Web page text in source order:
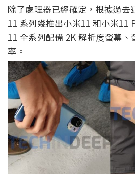
除了處理器已經確定，根據過去
11 系列幾推出小米11 和小米11
11 全系列配備 2K 解析度螢幕
率。